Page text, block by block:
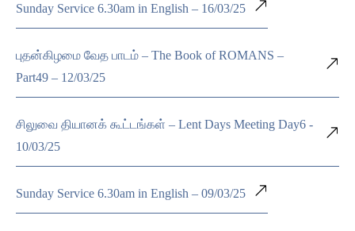
Sunday Service 6.30am in English – 16/03/25
புதன்கிழமை வேத பாடம் – The Book of ROMANS –
Part49 – 12/03/25
சிலுவை தியானக் கூட்டங்கள் – Lent Days Meeting Day6 -
10/03/25
Sunday Service 6.30am in English – 09/03/25